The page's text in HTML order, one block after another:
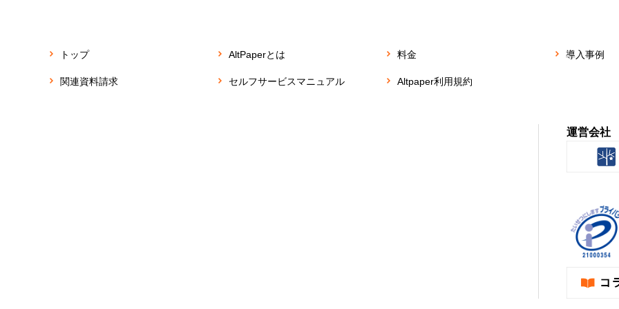
トップ AltPaperとは 料金 導入事例
関連資料請求 セルフサービスマニュアル Altpaper利用規約
運営会社